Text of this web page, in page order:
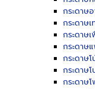
กระดาษ
กระดาษเ
กระดาษ
กระดาษ
กระดาษ
กระดาษ
กระดาษ